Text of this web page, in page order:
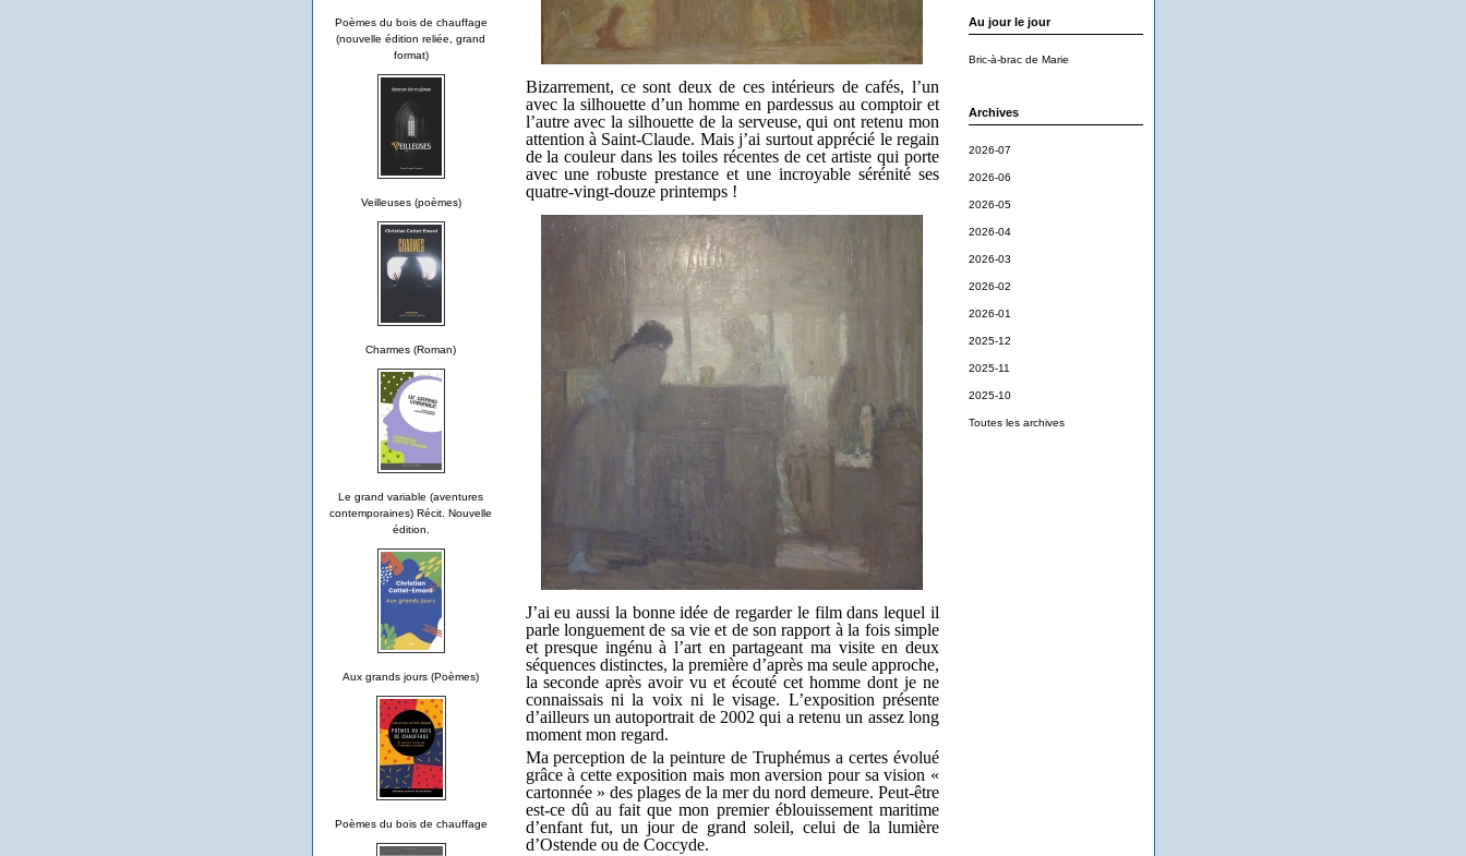
Poèmes du bois de chauffage
(nouvelle édition reliée, grand
format)
Veilleuses (poèmes)
Charmes (Roman)
Le grand variable (aventures
contemporaines) Récit. Nouvelle
édition.
Aux grands jours (Poèmes)
Poèmes du bois de chauffage
Au jour le jour
Bric-à-brac de Marie
Archives
2026-07
2026-06
2026-05
2026-04
2026-03
2026-02
2026-01
2025-12
2025-11
2025-10
Toutes les archives
Bizarrement, ce sont deux de ces intérieurs de cafés, l’un
avec la silhouette d’un homme en pardessus au comptoir et
l’autre avec la silhouette de la serveuse, qui ont retenu mon
attention à Saint-Claude. Mais j’ai surtout apprécié le regain
de la couleur dans les toiles récentes de cet artiste qui porte
avec unerobuste prestance et uneincroyablesérénité ses
quatre-vingt-douze printemps !
J’ai eu aussi la bonne idée de regarder le film dans lequel il
parle longuement de sa vie et de son rapport à la fois simple
et presque ingénu à l’art en partageant ma visite en deux
séquences distinctes, la première d’après ma seule approche,
la seconde après avoir vu et écouté cet homme dont je ne
connaissais ni la voix ni le visage. L’exposition présente
d’ailleurs un autoportrait de 2002 qui a retenu un assez long
moment mon regard.
Ma perception de la peinture de Truphémus a certes évolué
grâce à cette exposition mais mon aversion pour sa vision «
cartonnée » des plages de la mer du nord demeure. Peut-être
est-ce dû au fait que mon premier éblouissement maritime
d’enfant fut, un jour de grand soleil, celui de la lumière
d’Ostende ou de Coccyde.